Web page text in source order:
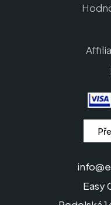
Easy